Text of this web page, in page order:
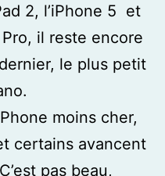
2, l’iPhone 5 et
il reste encore
le plus petit
moins cher,
certains avancent
pas beau,